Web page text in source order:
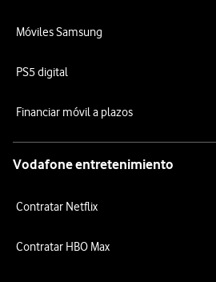
Móviles Samsung
PS5 digital
Financiar móvil a plazos
Vodafone entretenimiento
Contratar Netflix
Contratar HBO Max